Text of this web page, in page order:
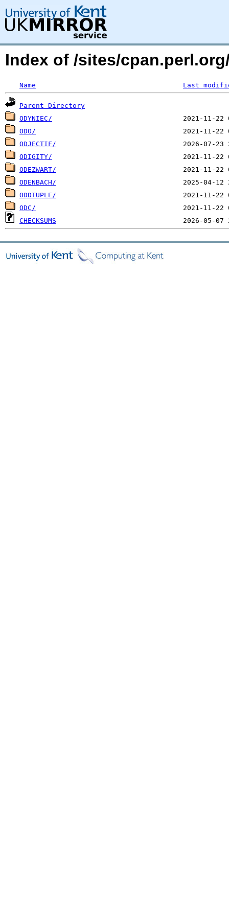
Index of /sites/
Name Last
Parent Directory
ODYNIEC/
ODO/
ODJECTIF/
ODIGITY/
ODEZWART/
ODENBACH/
ODDTUPLE/
ODC/
CHECKSUMS